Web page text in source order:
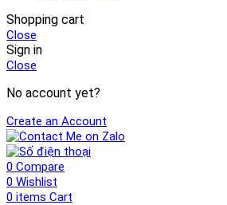
Shopping cart
Close
Sign in
Close
No account yet?
Create an Account
0 Compare
0 Wishlist
0 items Cart